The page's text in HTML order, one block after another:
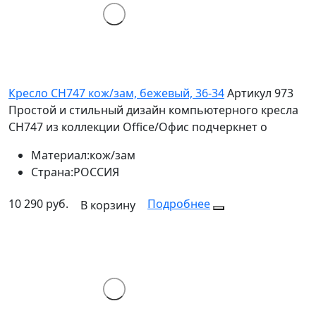
Кресло СН747 кож/зам, бежевый, 36-34Артикул 973
Простой и стильный дизайн компьютерного кресла
CH747 из коллекции Office/Офис подчеркнет о
Материал:кож/зам
Страна:РОССИЯ
10 290 руб. В корзину Подробнее